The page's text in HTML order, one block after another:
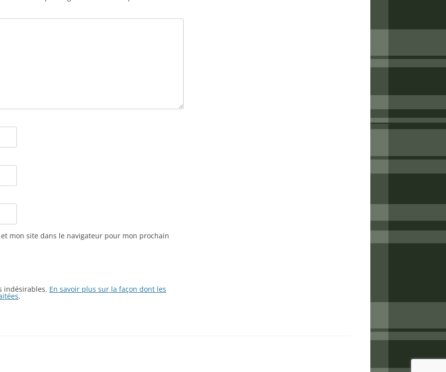
mon site dans le navigateur pour mon prochain
indésirables. En savoir plus sur la façon dont les
.